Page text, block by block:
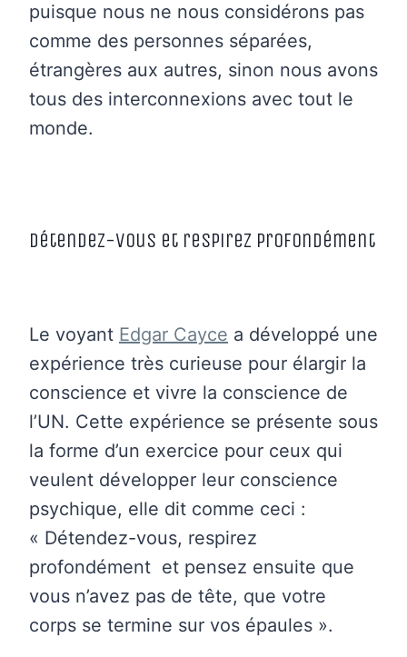
puisque nous ne nous considérons pas
comme des personnes séparées,
étrangères aux autres, sinon nous avons
tous des interconnexions avec tout le
monde.
Détendez-vous et respirez profondément
Le voyant Edgar Cayce a développé une
expérience très curieuse pour élargir la
conscience et vivre la conscience de
l’UN. Cette expérience se présente sous
la forme d’un exercice pour ceux qui
veulent développer leur conscience
psychique, elle dit comme ceci :
« Détendez-vous, respirez
profondément et pensez ensuite que
vous n’avez pas de tête, que votre
corps se termine sur vos épaules ».